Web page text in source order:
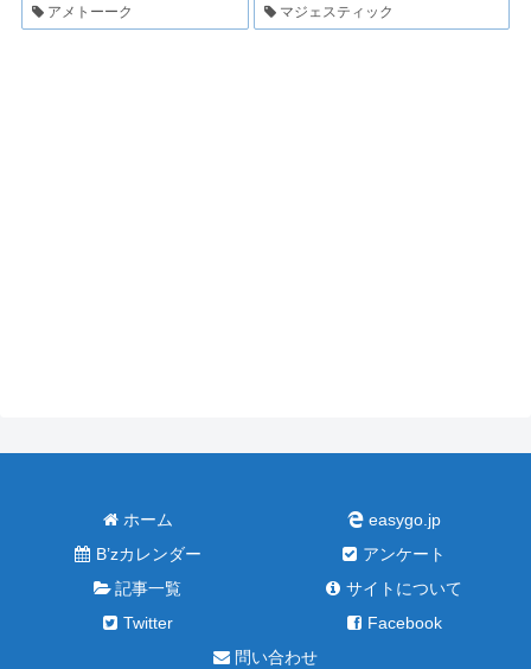
アメトーーク マジェスティック
ホーム
easygo.jp
B’zカレンダー
アンケート
記事一覧
サイトについて
Twitter
Facebook
問い合わせ